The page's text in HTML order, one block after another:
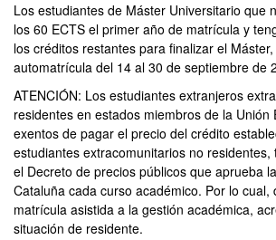
Los estudiantes de Máster Universitario que
los 60 ECTS el primer año de matrícula y
los créditos restantes para finalizar el
automatrícula del 14 al 30 de septiembre de
ATENCIÓN: Los estudiantes extranjeros
residentes en estados miembros de la Unión
exentos de pagar el precio del crédito
estudiantes extracomunitarios no residentes,
el Decreto de precios públicos que aprueba
Cataluña cada curso académico. Por lo cual,
matrícula asistida a la gestión académica,
situación de residente.